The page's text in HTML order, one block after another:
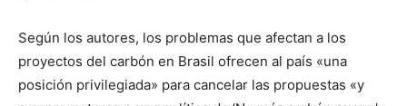
Según los autores, los problemas que afectan a los
proyectos del carbón en Brasil ofrecen al país «una
posición privilegiada» para cancelar las propuestas «y